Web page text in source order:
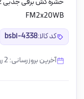
FM2x20WB
کد کالا:bsbi-4338
آخرین بروزرسانی: 2 روز پیش